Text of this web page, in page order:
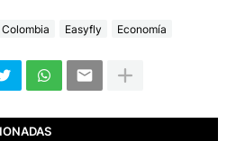
Colombia Easyfly Economía